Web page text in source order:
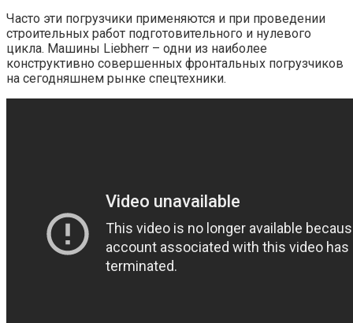
Часто эти погрузчики применяются и при проведении
строительных работ подготовительного и нулевого
цикла. Машины Liebherr – одни из наиболее
конструктивно совершенных фронтальных погрузчиков
на сегодняшнем рынке спецтехники.